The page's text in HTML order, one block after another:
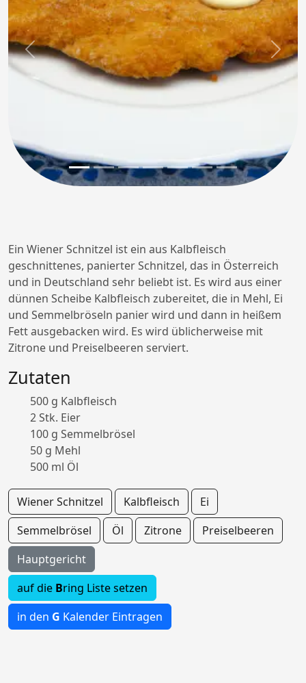
Previous Next
Ein Wiener Schnitzel ist ein aus Kalbfleisch
geschnittenes, panierter Schnitzel, das in Österreich
und in Deutschland sehr beliebt ist. Es wird aus einer
dünnen Scheibe Kalbfleisch zubereitet, die in Mehl, Ei
und Semmelbröseln panier wird und dann in heißem
Fett ausgebacken wird. Es wird üblicherweise mit
Zitrone und Preiselbeeren serviert.
Zutaten
500 g Kalbfleisch
2 Stk. Eier
100 g Semmelbrösel
50 g Mehl
500 ml Öl
Wiener Schnitzel Kalbfleisch
Ei
Semmelbrösel
Öl Zitrone
Preiselbeeren
Hauptgericht
auf die Bring Liste setzen
in den G Kalender Eintragen